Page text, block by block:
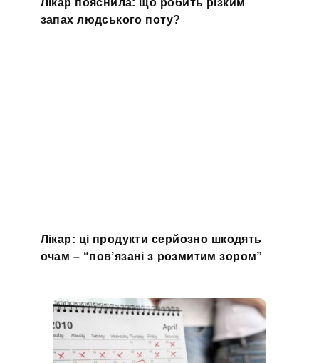
запах людського поту?
Лікар: ці продукти серйозно шкодять
очам – “пов’язані з розмитим зором”